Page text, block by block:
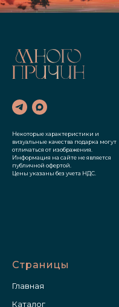
Некоторые характеристики и
визуальные качества подарка могут
отличаться от изображения.
Информация на сайте не является
публичной офертой.
Цены указаны без учета НДС.
Страницы
Главная
Каталог